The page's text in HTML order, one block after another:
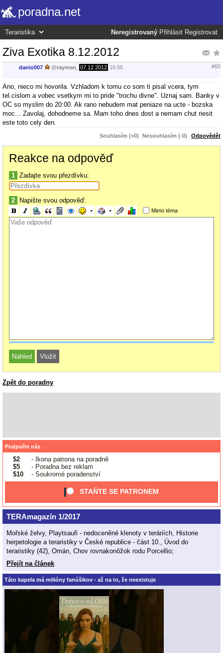
poradna.net
Neregistrovaný Přihlásit Registrovat
Ziva Exotika 8.12.2012
danio007 @rayman 07.12.2012 16:05 #60
Ano, nieco mi hovorila. Vzhladom k tomu co som ti pisal vcera, tym
tel.cislom a vobec vsetkym mi to pride "trochu divne". Uznaj sam. Banky v
OC so myslim do 20:00. Ak rano nebudem mat peniaze na ucte - bozska
moc... Zavolaj, dohodneme sa. Mam toho dnes dost a nemam chut riesit
este toto cely den.
Souhlasím (+0) Nesouhlasím (-0) Odpovědět
Reakce na odpověď
1 Zadajte svou přezdívku:
2 Napište svou odpověď:
Mimo téma
Zpět do poradny
Podpořte nás
$2
- Ikona patrona na poradně
$5
- Poradna bez reklam
$10
- Soukromé poradenství
STAŇTE SE PATRONEM
TERAmagazín 1/2017
Mořské želvy, Playtsauři - nedoceněné klenoty v teráriích, Historie
herpetologie a teraristiky v České republice - část 10., Úvod do
teraristiky (42), Omán, Chov rovnakonôžok rodu Porcellio;
Přejít na článek
Táto kapela má milióny fanúšikov - až na to, že neexistuje